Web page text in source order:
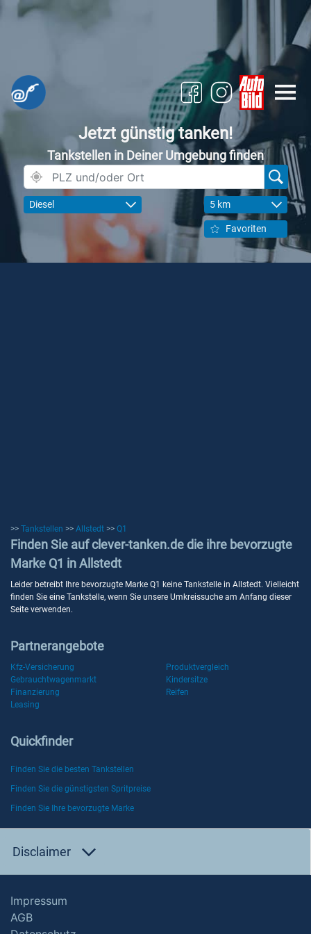
Jetzt günstig tanken!
Tankstellen in Deiner Umgebung finden
Diesel 5 km
Favoriten
>> Tankstellen >> Allstedt >> Q1
Finden Sie auf clever-tanken.de die ihre bevorzugte
Marke Q1 in Allstedt
Leider betreibt Ihre bevorzugte Marke Q1 keine Tankstelle in Allstedt. Vielleicht
finden Sie eine Tankstelle, wenn Sie unsere Umkreissuche am Anfang dieser
Seite verwenden.
Partnerangebote
Kfz-Versicherung
Produktvergleich
Gebrauchtwagenmarkt
Kindersitze
Finanzierung
Reifen
Leasing
Quickfinder
Finden Sie die besten Tankstellen
Finden Sie die günstigsten Spritpreise
Finden Sie Ihre bevorzugte Marke
Disclaimer
Impressum
AGB